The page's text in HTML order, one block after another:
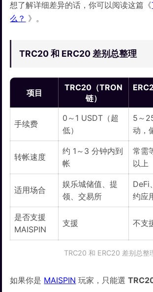
想了解详细差异的话，你可以阅读这篇《
么？ 》。
TRC20 和 ERC20 差别总整理
项目
TRC20（TRON
链）
手续费
0～1 USDT（超
低）
5～
动，
转帐速度
约 1～3 分钟内到
帐
常需
以上
适用场合
娱乐城储值、提
领、交易所
DeFi
约应
是否支援
MAISPIN
支援 不支
TRC20 和 ERC20 差别总整
如果你是 MAISPIN 玩家，只能選